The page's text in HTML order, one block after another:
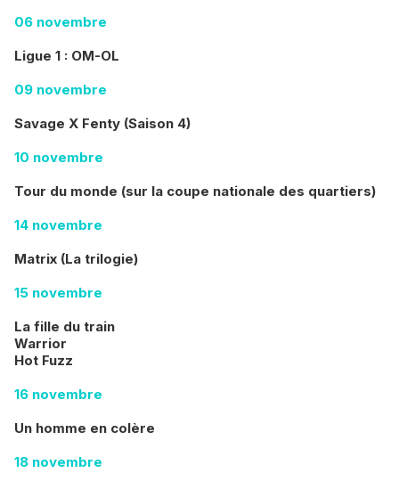
06 novembre
Ligue 1 : OM-OL
09 novembre
Savage X Fenty (Saison 4)
10 novembre
Tour du monde (sur la coupe nationale des quartiers)
14 novembre
Matrix (La trilogie)
15 novembre
La fille du train
Warrior
Hot Fuzz
16 novembre
Un homme en colère
18 novembre